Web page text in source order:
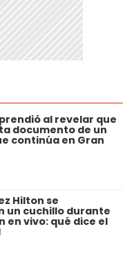
al revelar que
documento de un
continúa en Gran
Hilton se
un cuchillo durante
en vivo: qué dice el